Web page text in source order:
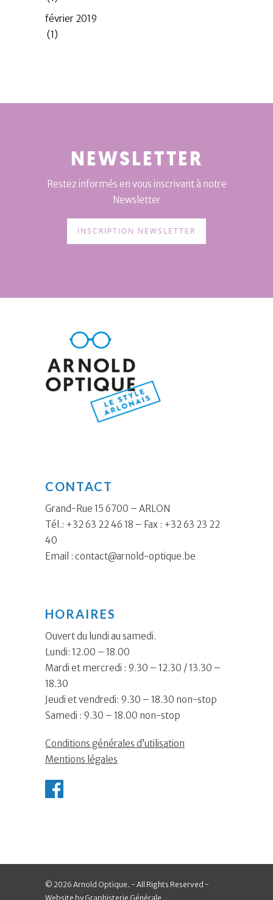
février 2019
(1)
NEWSLETTER
Restez informés en vous inscrivant à notre
Newsletter
INSCRIPTION NEWSLETTER
CONTACT
Grand-Rue 15 6700 – ARLON
Tél.: +32 63 22 46 18 – Fax : +32 63 23 22
40
Email : contact@arnold-optique.be
HORAIRES
Ouvert du lundi au samedi.
Lundi: 12.00 – 18.00
Mardi et mercredi : 9.30 – 12.30 / 13.30 –
18.30
Jeudi et vendredi: 9.30 – 18.30 non-stop
Samedi : 9.30 – 18.00 non-stop
Conditions générales d’utilisation
Mentions légales
© 2026 Arnold Optique. - All Rights Reserved -
Website by Graphisterie Générale